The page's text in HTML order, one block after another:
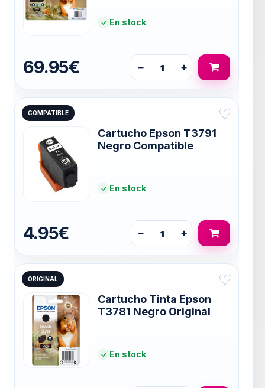
En stock
69.95€ − +
COMPATIBLE ♡
Cartucho Epson T3791
Negro Compatible
En stock
4.95€ − +
ORIGINAL ♡
Cartucho Tinta Epson
T3781 Negro Original
En stock